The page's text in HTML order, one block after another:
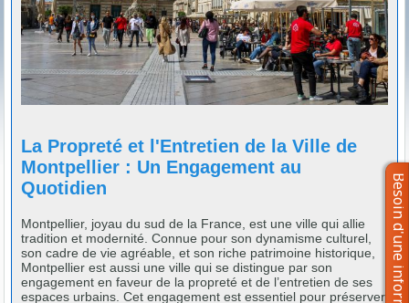
La Propreté et l'Entretien de la Ville de
Montpellier : Un Engagement au
Quotidien
Montpellier, joyau du sud de la France, est une ville qui allie
tradition et modernité. Connue pour son dynamisme culturel,
son cadre de vie agréable, et son riche patrimoine historique,
Montpellier est aussi une ville qui se distingue par son
engagement en faveur de la propreté et de l’entretien de ses
espaces urbains. Cet engagement est essentiel pour préserver